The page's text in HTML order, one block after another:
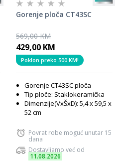
Gorenje ploča CT43SC
569,00 KM
429,00 KM
Poklon preko 500 KM!
Gorenje CT43SC ploča
Tip ploče: Staklokeramička
Dimenzije(VxŠxD): 5,4 x 59,5 x
52 cm
Povrat robe moguć unutar 15
dana
Dostavljamo već od
11.08.2026